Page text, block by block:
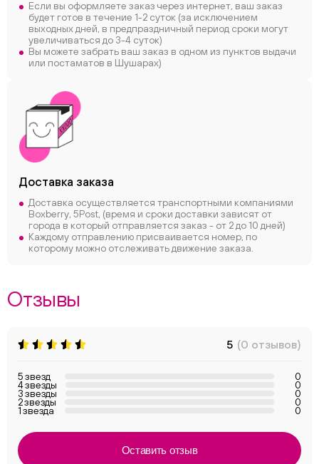
Если вы оформляете заказ через интернет, ваш заказ
будет готов в течение 1-2 суток (за исключением
выходных дней, в предпраздничный период сроки могут
увеличиваться до 3-4 суток)
Вы можете забрать ваш заказ в одном из пунктов выдачи
или постаматов в Шушарах)
Доставка заказа
Доставка осуществляется транспортными компаниями
Boxberry, 5Post, (время и сроки доставки зависят от
города в который отправляется заказ - от 2 до 10 дней)
Каждому отправлению присваивается номер, по
которому можно отслеживать движение заказа.
Отзывы
5 (0 отзывов)
5 звезд 0
4 звезды 0
3 звезды 0
2 звезды 0
1 звезда 0
Оставить отзыв